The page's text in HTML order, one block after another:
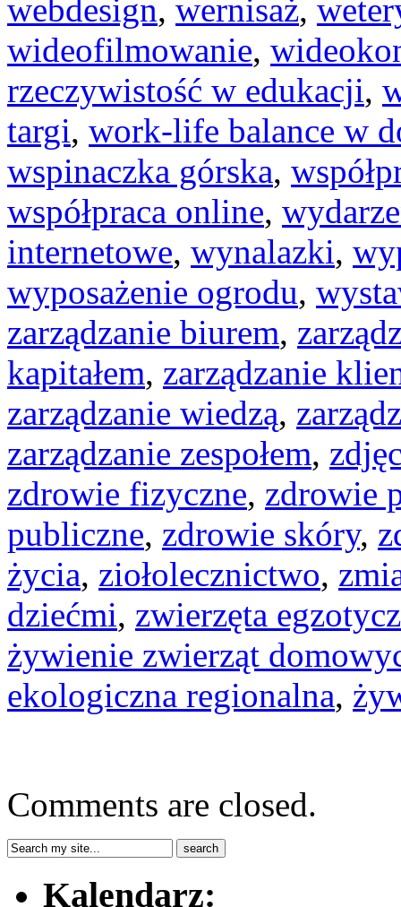
webdesign, wernisaż,
wideofilmowanie,
rzeczywistość w edukacji,
targi, work-life balance w
wspinaczka górska,
współpraca online,
internetowe, wynalazki,
wyposażenie ogrodu,
zarządzanie biurem,
kapitałem, zarządzanie
zarządzanie wiedzą,
zarządzanie zespołem,
zdrowie fizyczne, zdrowie
publiczne, zdrowie skóry,
życia, ziołolecznictwo,
dziećmi, zwierzęta
żywienie zwierząt
ekologiczna regionalna,
Comments are closed.
Kalendarz: